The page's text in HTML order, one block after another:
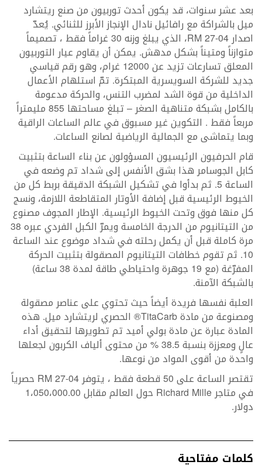
بعد عشر سنوات، قد يكون أحدث توربيون من صنع ريتشارد
ميل بالشراكة مع رافائيل نادال الإنجاز الأبرز للثنائي. يُعدّ
اصدار RM 27-04، الذي يبلغ وزنه 30 غراماً فقط ، تصميماً
متوازناً ومتيناً بشكل مدهش. يمكن أن يقاوم عيار التوربيون
المعلق تسارعات تزيد عن 12000 غرام، وهو رقم قياسي
جديد للشركة السويسرية المبتكرة. تمّ استلهام الأعمال
الداخلية من قوة الشد لمضرب التنس، والحركة مدعومة
بالكامل بشبكة متناهية الصغر – تبلغ مساحتها 855 مليمتراً
مربعاً فقط . التكوين غير مسبوق في عالم الساعات الراقية
وبما يتماشى مع الجمالية الرياضية لصانع الساعات.
قام الحرفيون الرئيسيون المسؤولون عن بناء الساعة بتثبيت
كابل الجوسامر هذا بشق الأنفس إلى شداد تم وضعه في
الساعة 5. ثم بدأوا في تشكيل الشبكة الدقيقة بربط كل من
الخيوط الرئيسية قبل إضافة الأوتار المتقاطعة اللازمة، ونسج
كل منها فوق وتحت الخيوط الرئيسية. الإطار المجوف مصنوع
من التيتانيوم من الدرجة الخامسة ويمرّ الكبل الفردي عبره 38
مرة كاملة قبل أن يكمل رحلته في شداد موضوع عند الساعة
10. ثم تقوم خطافات التيتانيوم المصقولة بتثبيت الحركة
المفرّغة (مع 19 جوهرة واحتياطي طاقة لمدة 38 ساعة)
بالشبكة الآمنة.
العلبة نفسها فريدة أيضاً حيث تحتوي على عناصر مصقولة
ومصنوعة من مادة TitaCarb® الحصري لريتشارد ميل. هذه
المادة عبارة عن مادة بولي أميد تم تطويرها لتحقيق أداء
عالٍ ومعززة بنسبة 38.5 % من محتوى ألياف الكربون لجعلها
واحدة من أقوى المواد من نوعها.
تقتصر الساعة على 50 قطعة فقط ، يتوفر RM 27-04 حصرياً
في متاجر Richard Mille حول العالم مقابل 1،050،000.00
دولار.
كلمات مفتاحية